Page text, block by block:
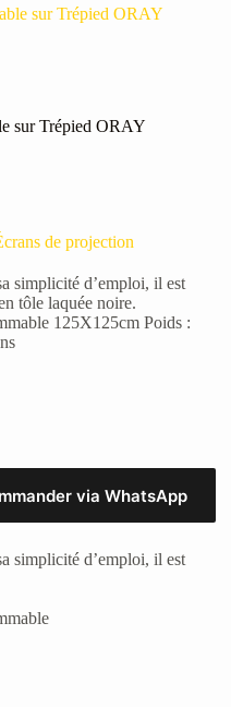
sur Trépied ORAY
de projection
simplicité d’emploi, il est
tôle laquée noire.
125X125cm Poids :
via WhatsApp
simplicité d’emploi, il est